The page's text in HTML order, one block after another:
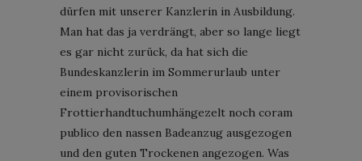
dürfen mit unserer Kanzlerin in Ausbildung.
Man hat das ja verdrängt, aber so lange liegt
es gar nicht zurück, da hat sich die
Bundeskanzlerin im Sommerurlaub unter
einem provisorischen
Frottierhandtuchumhängezelt noch coram
publico den nassen Badeanzug ausgezogen
und den guten Trockenen angezogen. Was